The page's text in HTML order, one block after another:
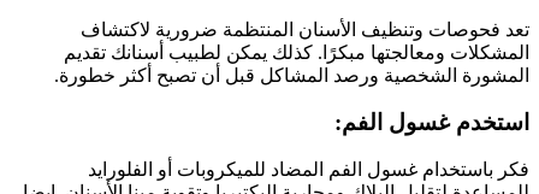
تعد فحوصات وتنظيف الأسنان المنتظمة ضرورية لاكتشاف
المشكلات ومعالجتها مبكرًا. كذلك يمكن لطبيب أسنانك تقديم
المشورة الشخصية ورصد المشاكل قبل أن تصبح أكثر خطورة.
استخدم غسول الفم:
فكر باستخدام غسول الفم المضاد للميكروبات أو الفلورايد